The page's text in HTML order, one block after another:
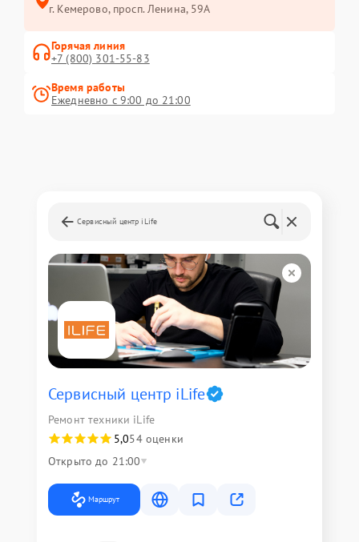
г. Кемерово, просп. Ленина, 59А
Горячая линия
+7 (800) 301-55-83
Время работы
Ежедневно с 9:00 до 21:00
Сервисный центр iLife
Сервисный центр iLife
Ремонт техники iLife
5,054 оценки
Открыто до 21:00
Маршрут